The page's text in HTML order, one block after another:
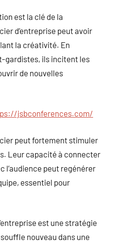
est la clé de la
d’entreprise peut avoir
la créativité. En
gardistes, ils incitent les
de nouvelles
jsbconferences.com/
peut fortement stimuler
Leur capacité à connecter
l’audience peut regénérer
essentiel pour
est une stratégie
nouveau dans une